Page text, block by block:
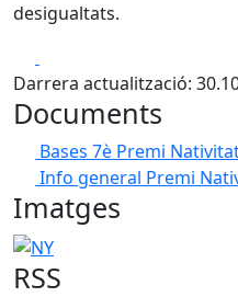
desigualtats.
Darrera actualització:
Documents
Bases 7è Premi
Info general Premi
Imatges
NY
RSS